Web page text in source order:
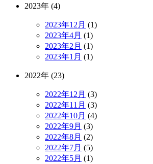
2023年 (4)
2023年12月 (1)
2023年4月 (1)
2023年2月 (1)
2023年1月 (1)
2022年 (23)
2022年12月 (3)
2022年11月 (3)
2022年10月 (4)
2022年9月 (3)
2022年8月 (2)
2022年7月 (5)
2022年5月 (1)